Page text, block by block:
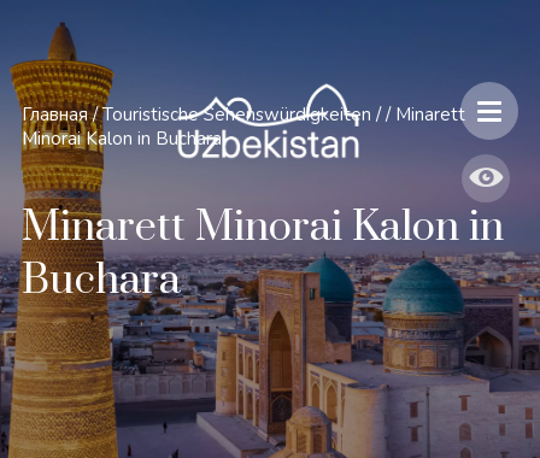
Главная / Touristische Sehenswürdigkeiten / / Minarett
Minorai Kalon in Buchara
Minarett Minorai Kalon in
Buchara